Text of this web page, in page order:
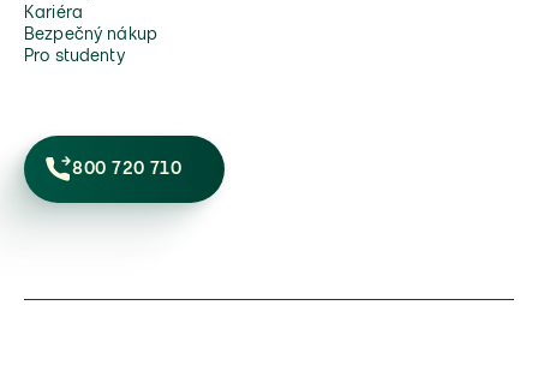
Kariéra
Bezpečný nákup
Pro studenty
800 720 710